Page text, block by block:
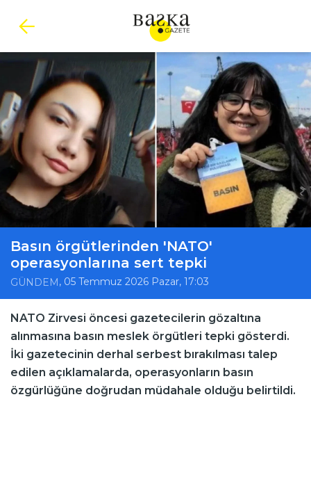
Basın örgütlerinden 'NATO'
operasyonlarına sert tepki
GÜNDEM , 05 Temmuz 2026 Pazar, 17:03
NATO Zirvesi öncesi gazetecilerin gözaltına
alınmasına basın meslek örgütleri tepki gösterdi.
İki gazetecinin derhal serbest bırakılması talep
edilen açıklamalarda, operasyonların basın
özgürlüğüne doğrudan müdahale olduğu belirtildi.